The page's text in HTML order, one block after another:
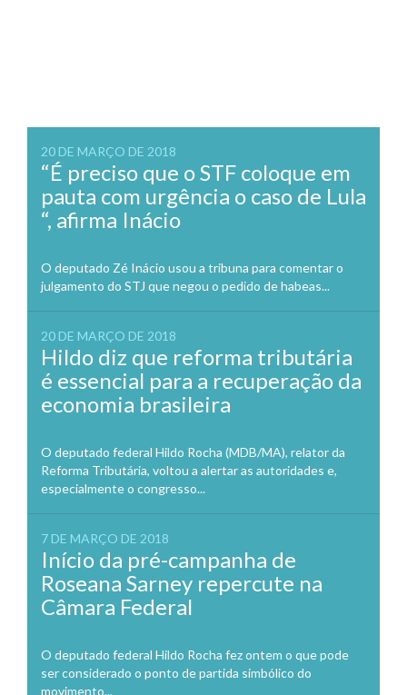
20 DE MARÇO DE 2018
“É preciso que o STF coloque em
pauta com urgência o caso de Lula
“, afirma Inácio
O deputado Zé Inácio usou a tribuna para comentar o
julgamento do STJ que negou o pedido de habeas...
20 DE MARÇO DE 2018
Hildo diz que reforma tributária
é essencial para a recuperação da
economia brasileira
O deputado federal Hildo Rocha (MDB/MA), relator da
Reforma Tributária, voltou a alertar as autoridades e,
especialmente o congresso...
7 DE MARÇO DE 2018
Início da pré-campanha de
Roseana Sarney repercute na
Câmara Federal
O deputado federal Hildo Rocha fez ontem o que pode
ser considerado o ponto de partida simbólico do
movimento...